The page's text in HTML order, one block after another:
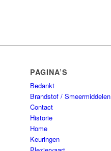
PAGINA’S
Bedankt
Brandstof / Smeermiddelen
Contact
Historie
Home
Keuringen